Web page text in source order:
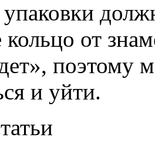
от
поэтому
и уйти.